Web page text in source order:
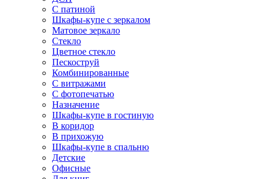
С патиной
Шкафы-купе с зеркалом
Матовое зеркало
Стекло
Цветное стекло
Пескоструй
Комбинированные
С витражами
С фотопечатью
Назначение
Шкафы-купе в гостиную
В коридор
В прихожую
Шкафы-купе в спальню
Детские
Офисные